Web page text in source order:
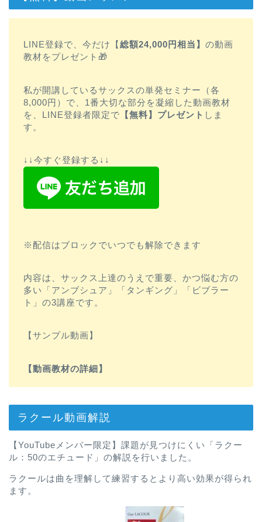
LINE登録で、今だけ【総額24,000円相当】 の動画
教材をプレゼント🎁
私が開講しているサックスの単発セミナー（各
8,000円）で、1番大切な部分を凝縮した動画教材
を、LINE登録者限定で 【無料】プレゼント しま
す。
↓↓今すぐ登録する↓↓
※配信はブロックでいつでも解除できます
内容は、サックス上達のうえで重要、かつ悩む方の
多い「アンブシュア」「タンギング」「ビブラー
ト」の3講座です。
【サンプル動画】
【動画教材の詳細】
ラクール動画解説
【YouTubeメンバー限定】課題が見つけにくい「ラクー
ル：50のエチュード」の解説を行いました。
ラクールは曲を理解して練習するとより高い効果が得られ
ます。